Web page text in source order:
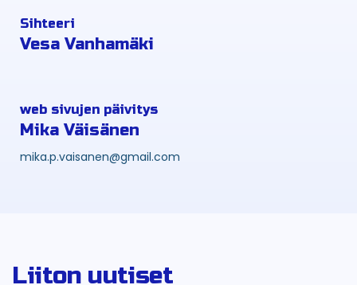
Sihteeri
Vesa Vanhamäki
web sivujen päivitys
Mika Väisänen
mika.p.vaisanen@gmail.com
Liiton uutiset